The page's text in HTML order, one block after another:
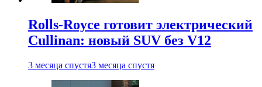
Rolls-Royce готовит электрический
Cullinan: новый SUV без V12
3 месяца спустя3 месяца спустя